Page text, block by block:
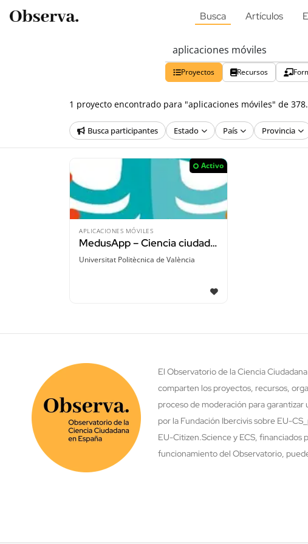
Busca Artículos
Proyectos Recursos
1 proyecto encontrado para "aplicaciones móviles" de 378.
Busca participantes Estado País Provincia
Activo
APLICACIONES MÓVILES
MedusApp – Ciencia ciudadana para saber dónde hay medusas
Universitat Politècnica de València
El Observatorio de la Ciencia
comparten los proyectos, recursos,
proceso de moderación para
por la Fundación Ibercivis sobre EU-
EU-Citizen.Science y ECS, financiados
funcionamiento del Observatorio,